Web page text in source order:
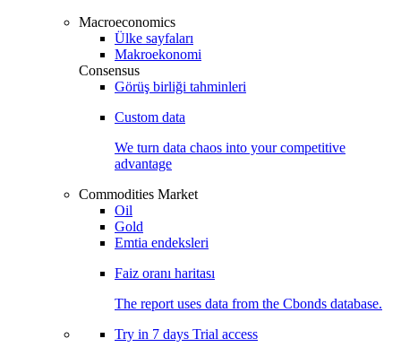
Macroeconomics
Ülke sayfaları
Makroekonomi
Consensus
Görüş birliği tahminleri
Custom data
We turn data chaos into your competitive
advantage
Commodities Market
Oil
Gold
Emtia endeksleri
Faiz oranı haritası
The report uses data from the Cbonds database.
Try in 7 days Trial access